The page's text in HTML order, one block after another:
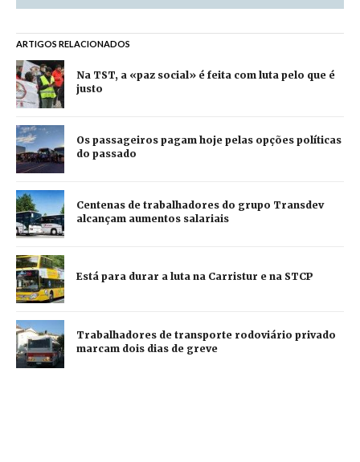
ARTIGOS RELACIONADOS
Na TST, a «paz social» é feita com luta pelo que é
justo
Os passageiros pagam hoje pelas opções políticas
do passado
Centenas de trabalhadores do grupo Transdev
alcançam aumentos salariais
Está para durar a luta na Carristur e na STCP
Trabalhadores de transporte rodoviário privado
marcam dois dias de greve